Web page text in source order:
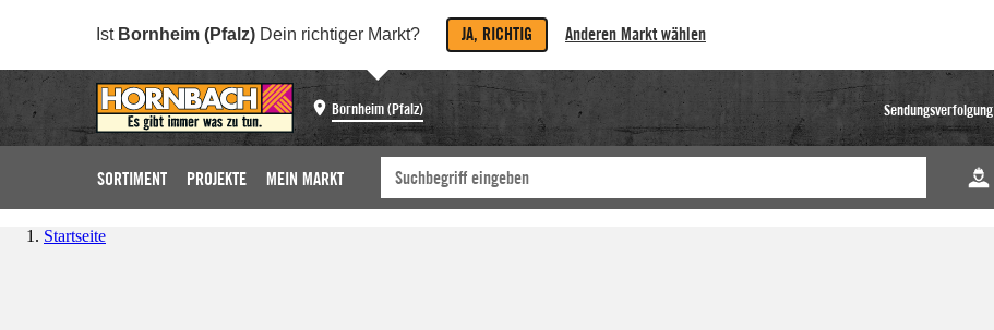
Ist Bornheim (Pfalz) Dein richtiger Markt? JA, RICHTIG Anderen Markt wählen
Bornheim (Pfalz) Sendungsverfolgung
SORTIMENT PROJEKTE MEIN MARKT
Startseite